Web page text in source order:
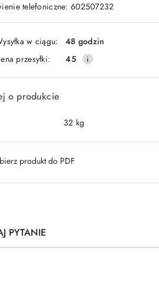
telefoniczne: 602507232
w ciągu:
48 godzin
przesyłki:
45
o produkcie
32 kg
produkt do PDF
PYTANIE